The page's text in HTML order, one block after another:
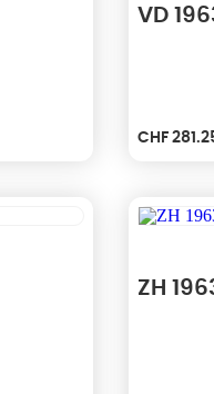
VD
CHF
ZH